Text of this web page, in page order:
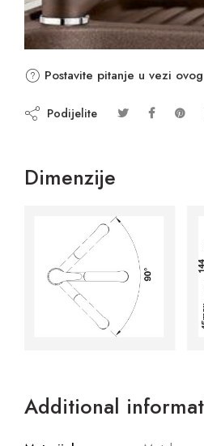
Postavite pitanje u vezi
Podijelite
Dimenzije
Additional